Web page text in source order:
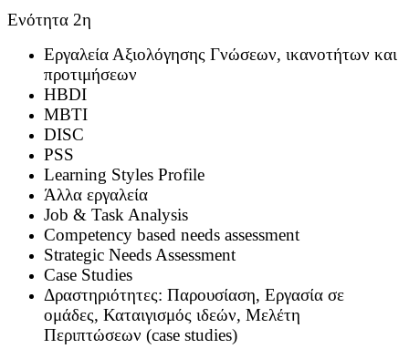
Ενότητα 2η
Eργαλεία Αξιολόγησης Γνώσεων, ικανοτήτων και
προτιμήσεων
HBDI
MBTI
DISC
PSS
Learning Styles Profile
Άλλα εργαλεία
Job & Task Analysis
Competency based needs assessment
Strategic Needs Assessment
Case Studies
Δραστηριότητες: Παρουσίαση, Εργασία σε
ομάδες, Καταιγισμός ιδεών, Μελέτη
Περιπτώσεων (case studies)